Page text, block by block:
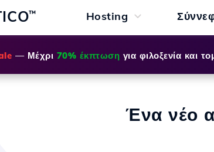
™ Hosting
— Μέχρι 70% έκπτωση για φιλοξενία και
Ένα νέο